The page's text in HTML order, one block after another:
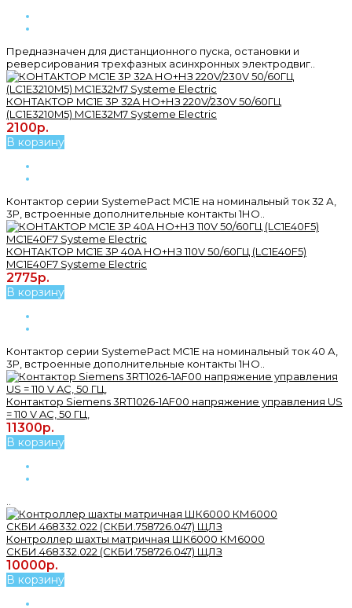
Предназначен для дистанционного пуска, остановки и
реверсирования трехфазных асинхронных электродвиг..
КОНТАКТОР MC1E 3P 32A НО+НЗ 220V/230V 50/60ГЦ
(LC1E3210M5) MC1E32M7 Systeme Electric
2100р.
В корзину
Контактор серии SystemePact MC1E на номинальный ток 32 А,
3P, встроенные дополнительные контакты 1НО..
КОНТАКТОР MC1E 3P 40A НО+НЗ 110V 50/60ГЦ (LC1E40F5)
MC1E40F7 Systeme Electric
2775р.
В корзину
Контактор серии SystemePact MC1E на номинальный ток 40 А,
3P, встроенные дополнительные контакты 1НО..
Контактор Siemens 3RT1026-1AF00 напряжение управления US
= 110 V AC, 50 ГЦ,
11300р.
В корзину
Контроллер шахты матричная ШК6000 КМ6000
СКБИ.468332.022 (СКБИ.758726.047) ЩЛЗ
10000р.
В корзину